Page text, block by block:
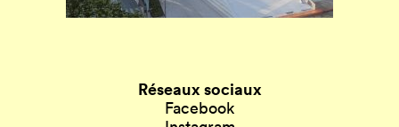
Réseaux sociaux
Facebook